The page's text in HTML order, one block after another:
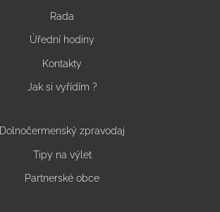
Rada
Úřední hodiny
Kontakty
Jak si vyřídím ?
Dolnočermenský zpravodaj
Tipy na výlet
Partnerské obce